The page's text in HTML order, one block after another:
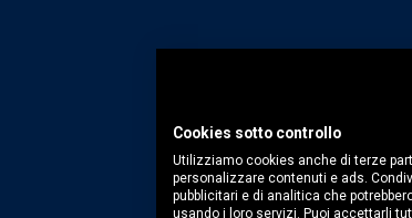
Cookies sotto controllo
Utilizziamo cookies anche di terze
personalizzare contenuti e ads.
pubblicitari e di analitica che
usando i loro servizi. Puoi accettarli